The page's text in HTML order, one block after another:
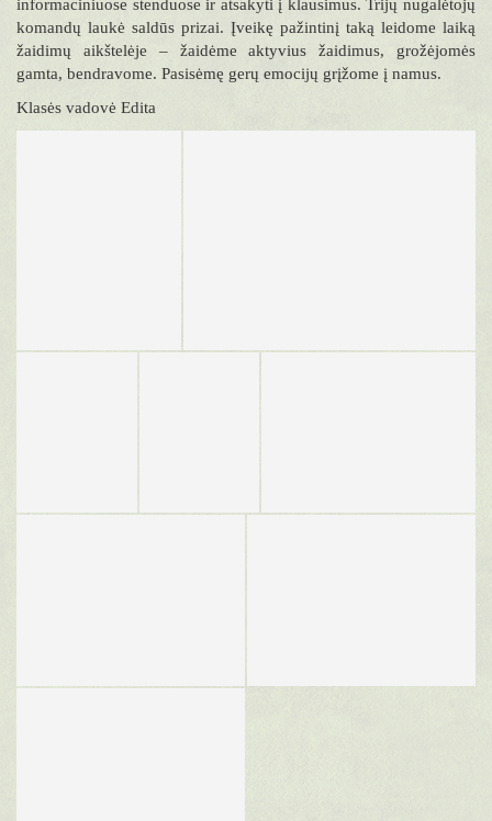
informaciniuose stenduose ir atsakyti į klausimus. Trijų nugalėtojų
komandų laukė saldūs prizai. Įveikę pažintinį taką leidome laiką
žaidimų aikštelėje – žaidėme aktyvius žaidimus, grožėjomės
gamta, bendravome. Pasisėmę gerų emocijų grįžome į namus.
Klasės vadovė Edita